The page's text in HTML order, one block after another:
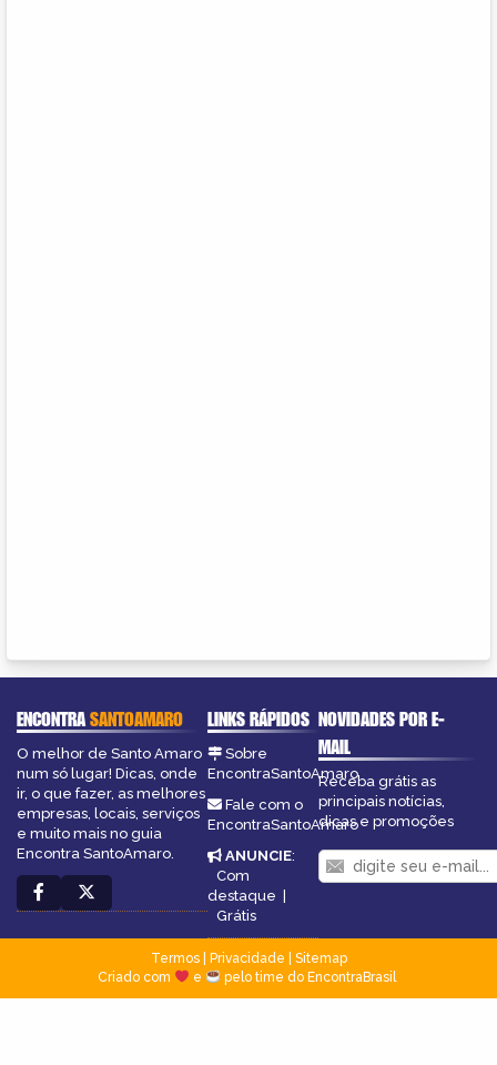
ENCONTRASANTOAMARO
O melhor de Santo Amaro
num só lugar! Dicas, onde
ir, o que fazer, as melhores
empresas, locais, serviços
e muito mais no guia
Encontra SantoAmaro.
LINKS RÁPIDOS
Sobre
EncontraSantoAmaro
Fale com o
EncontraSantoAmaro
ANUNCIE:
Com
destaque |
Grátis
NOVIDADES POR E-
MAIL
Receba grátis as
principais notícias,
dicas e promoções
Termos| Privacidade
Sitemap
Criado com
e pelo time do EncontraBrasil